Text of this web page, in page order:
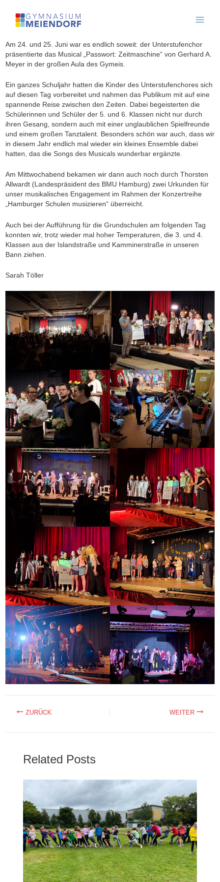
content
Am 24. und 25. Juni war es endlich soweit: der Unterstufenchor
präsentierte das Musical „Passwort: Zeitmaschine“ von Gerhard A.
Meyer in der großen Aula des Gymeis.
Ein ganzes Schuljahr hatten die Kinder des Unterstufenchores sich
auf diesen Tag vorbereitet und nahmen das Publikum mit auf eine
spannende Reise zwischen den Zeiten. Dabei begeisterten die
Schülerinnen und Schüler der 5. und 6. Klassen nicht nur durch
ihren Gesang, sondern auch mit einer unglaublichen Spielfreunde
und einem großen Tanztalent. Besonders schön war auch, dass wir
in diesem Jahr endlich mal wieder ein kleines Ensemble dabei
hatten, das die Songs des Musicals wunderbar ergänzte.
Am Mittwochabend bekamen wir dann auch noch durch Thorsten
Allwardt (Landespräsident des BMU Hamburg) zwei Urkunden für
unser musikalisches Engagement im Rahmen der Konzertreihe
„Hamburger Schulen musizieren“ überreicht.
Auch bei der Aufführung für die Grundschulen am folgenden Tag
konnten wir, trotz wieder mal hoher Temperaturen, die 3. und 4.
Klassen aus der Islandstraße und Kamminerstraße in unseren
Bann ziehen.
Sarah Töller
Related Posts